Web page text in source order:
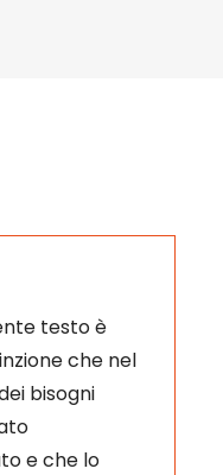
testo è
che nel
bisogni
e che lo